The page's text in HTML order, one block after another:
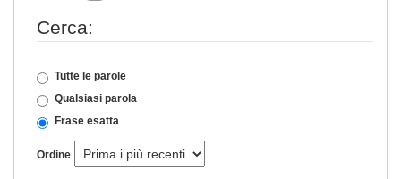
Cerca:
Tutte le parole
Qualsiasi parola
Frase esatta
Ordine